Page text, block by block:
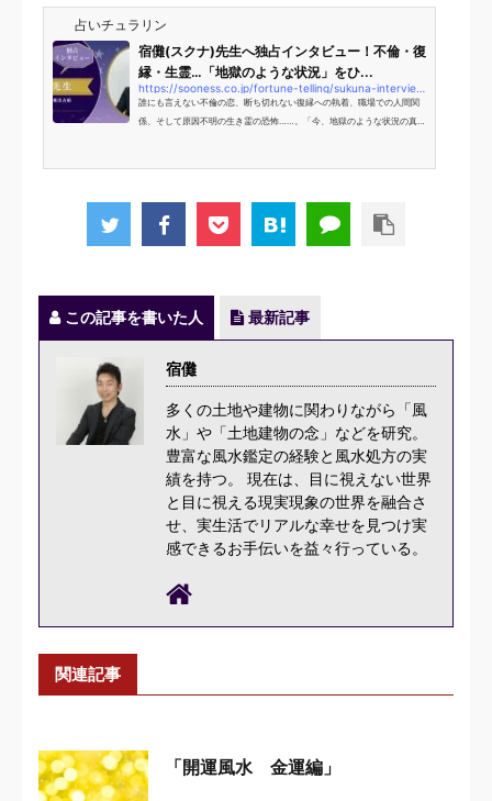
占いチュラリン
宿儺(スクナ)先生へ独占インタビュー！不倫・復
縁・生霊…「地獄のような状況」をひ...
https://sooness.co.jp/fortune-telling/sukuna-interview/
誰にも言えない不倫の恋、断ち切れない復縁への執着、職場での人間関
係、そして原因不明の生き霊の恐怖……。「今、地獄のような状況の真っ
この記事を書いた人 最新記事
宿儺
多くの土地や建物に関わりながら「風
水」や「土地建物の念」などを研究。
豊富な風水鑑定の経験と風水処方の実
績を持つ。 現在は、目に視えない世界
と目に視える現実現象の世界を融合さ
せ、実生活でリアルな幸せを見つけ実
感できるお手伝いを益々行っている。
関連記事
「開運風水 金運編」